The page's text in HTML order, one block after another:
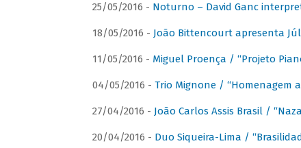
25/05/2016 - Noturno – David Ganc
18/05/2016 - João Bittencourt apresenta
11/05/2016 - Miguel Proença / “Projeto
04/05/2016 - Trio Mignone / “Homenagem
27/04/2016 - João Carlos Assis Brasil /
20/04/2016 - Duo Siqueira-Lima /